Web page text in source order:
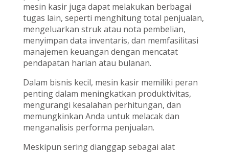
mesin kasir juga dapat melakukan berbagai
tugas lain, seperti menghitung total penjualan,
mengeluarkan struk atau nota pembelian,
menyimpan data inventaris, dan memfasilitasi
manajemen keuangan dengan mencatat
pendapatan harian atau bulanan.
Dalam bisnis kecil, mesin kasir memiliki peran
penting dalam meningkatkan produktivitas,
mengurangi kesalahan perhitungan, dan
memungkinkan Anda untuk melacak dan
menganalisis performa penjualan.
Meskipun sering dianggap sebagai alat